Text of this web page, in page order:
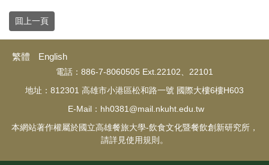
囬上一頁
繁體 English
電話：886-7-8060505 Ext.22102、22101
地址：812301 高雄市小港區松和路一號 國際大樓6樓H603
E-Mail：hh0381@mail.nkuht.edu.tw
本網站著作權屬於國立高雄餐旅大學-飲食文化暨餐飲創新研究所，
請詳見使用規則。